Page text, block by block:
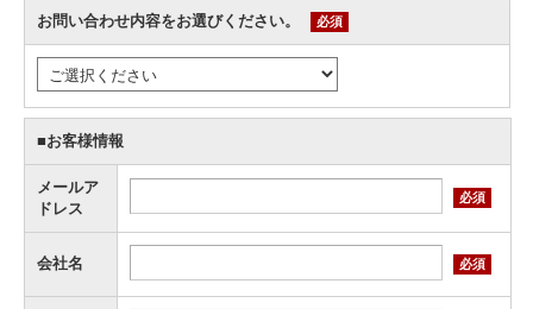
お問い合わせ内容をお選びください。 必須
■お客様情報
メールア
ドレス
必須
会社名 必須